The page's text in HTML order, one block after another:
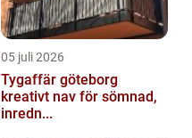
05 juli 2026
Tygaffär göteborg
kreativt nav för sömnad,
inredn...